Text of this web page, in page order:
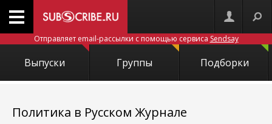
Отправляет email-рассылки с помощью сервиса Sendsay
Выпуски Группы Подборки
Политика в Русском Журнале